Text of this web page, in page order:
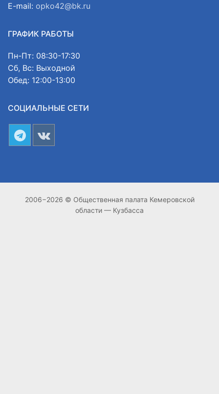
E-mail: opko42@bk.ru
ГРАФИК РАБОТЫ
Пн-Пт: 08:30-17:30
Сб, Вс: Выходной
Обед: 12:00-13:00
СОЦИАЛЬНЫЕ СЕТИ
2006−2026 © Общественная палата Кемеровской
области — Кузбасса